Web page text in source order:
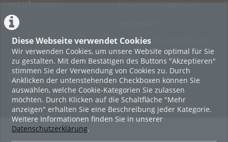
Diese Webseite verwendet Cookies
Wir verwenden Cookies, um unsere Website optimal für Sie
zu gestalten. Mit dem Bestätigen des Buttons "Akzeptieren"
stimmen Sie der Verwendung von Cookies zu. Durch
Anklicken der untenstehenden Checkboxen können Sie
auswählen, welche Cookie-Kategorien Sie zulassen
möchten. Durch Klicken auf die Schaltfläche "Mehr
anzeigen" erhalten Sie eine Beschreibung jeder Kategorie.
Weitere Informationen finden Sie in unserer
Datenschutzerklärung.
Betriebsstatus
Barrierefreiheitserklärung
Cookie-Zustimmung
Links
Sitemap